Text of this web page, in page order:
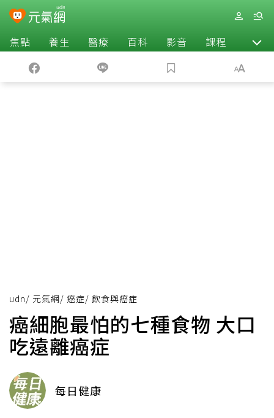
焦點 養生 醫療 百科 影音 課程 退休
udn/ 元氣網/ 癌症/ 飲食與癌症
癌細胞最怕的七種食物 大口
吃遠離癌症
每日健康